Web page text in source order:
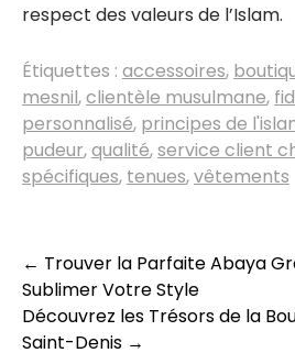
respect des valeurs de l’Islam.
Étiquettes : accessoires,
mesnil,clientèle musulmane,
personnalisé, principes de
pudeur,qualité,service client
spécifiques, tenues,vêtements
Navigation
des
articles
← Trouver la Parfaite Abaya
Sublimer Votre Style
Découvrez les Trésors de la
Saint-Denis →